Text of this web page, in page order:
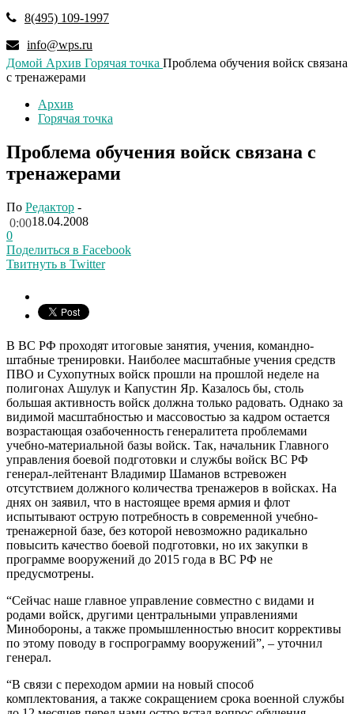
8(495) 109-1997
info@wps.ru
Домой Архив Горячая точка Проблема обучения войск связана
с тренажерами
Архив
Горячая точка
Проблема обучения войск связана с
тренажерами
По Редактор -
18.04.2008
0:00
0
Поделиться в Facebook
Твитнуть в Twitter
В ВС РФ проходят итоговые занятия, учения, командно-
штабные тренировки. Наиболее масштабные учения средств
ПВО и Сухопутных войск прошли на прошлой неделе на
полигонах Ашулук и Капустин Яр. Казалось бы, столь
большая активность войск должна только радовать. Однако за
видимой масштабностью и массовостью за кадром остается
возрастающая озабоченность генералитета проблемами
учебно-материальной базы войск. Так, начальник Главного
управления боевой подготовки и службы войск ВС РФ
генерал-лейтенант Владимир Шаманов встревожен
отсутствием должного количества тренажеров в войсках. На
днях он заявил, что в настоящее время армия и флот
испытывают острую потребность в современной учебно-
тренажерной базе, без которой невозможно радикально
повысить качество боевой подготовки, но их закупки в
программе вооружений до 2015 года в ВС РФ не
предусмотрены.
“Сейчас наше главное управление совместно с видами и
родами войск, другими центральными управлениями
Минобороны, а также промышленностью вносит коррективы
по этому поводу в госпрограмму вооружений”, – уточнил
генерал.
“В связи с переходом армии на новый способ
комплектования, а также сокращением срока военной службы